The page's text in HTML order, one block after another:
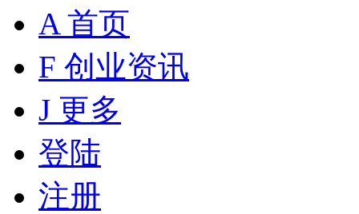
A 首页
F 创业资讯
J 更多
登陆
注册